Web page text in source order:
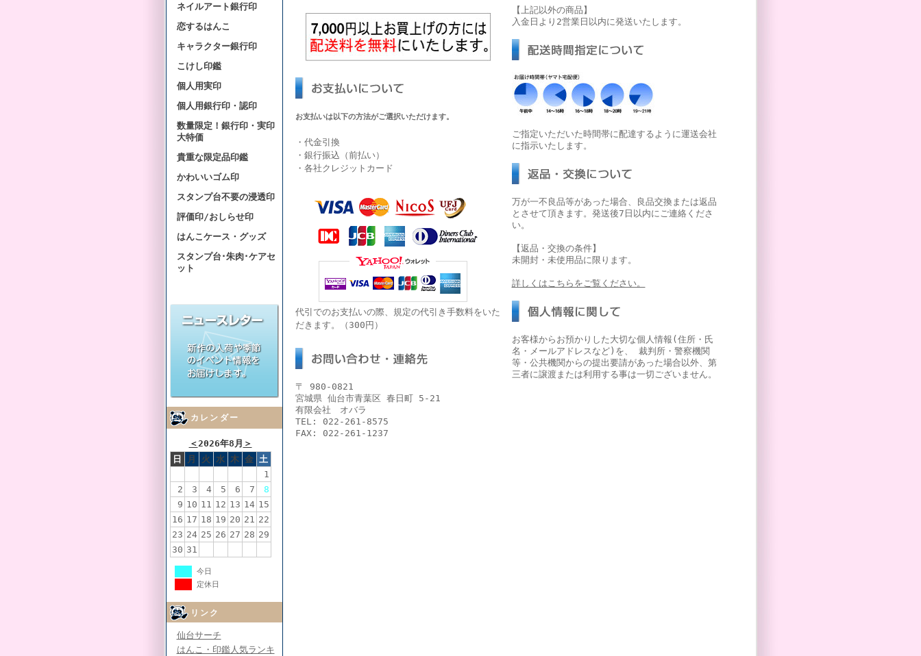
ネイルアート銀行印
恋するはんこ
キャラクター銀行印
こけし印鑑
個人用実印
個人用銀行印・認印
数量限定！銀行印・実印
大特価
貴重な限定品印鑑
かわいいゴム印
スタンプ台不要の浸透印
評価印/おしらせ印
はんこケース・グッズ
スタンプ台･朱肉･ケアセ
ット
カレンダー
＜2026年8月 ＞
日
月 火 水 木 金 土
1
2
3 4 5 6 7
8
9 10 11 12 13 14 15
16 17 18 19 20 21 22
23 24 25 26 27 28 29
30 31
今日
定休日
リンク
仙台サーチ
はんこ・印鑑人気ランキ
お支払いは以下の方法がご選択いただけます。
・代金引換
・銀行振込（前払い）
・各社クレジットカード
代引でのお支払いの際、規定の代引き手数料をいた
だきます。（300円）
〒 980-0821
宮城県 仙台市青葉区 春日町 5-21
有限会社 オバラ
TEL: 022-261-8575
FAX: 022-261-1237
【上記以外の商品】
入金日より2営業日以内に発送いたします。
ご指定いただいた時間帯に配達するように運送会社
に指示いたします。
万が一不良品等があった場合、良品交換または返品
とさせて頂きます。発送後7日以内にご連絡くださ
い。
【返品・交換の条件】
未開封・未使用品に限ります。
詳しくはこちらをご覧ください。
お客様からお預かりした大切な個人情報(住所・氏
名・メールアドレスなど)を、 裁判所・警察機関
等・公共機関からの提出要請があった場合以外、第
三者に譲渡または利用する事は一切ございません。